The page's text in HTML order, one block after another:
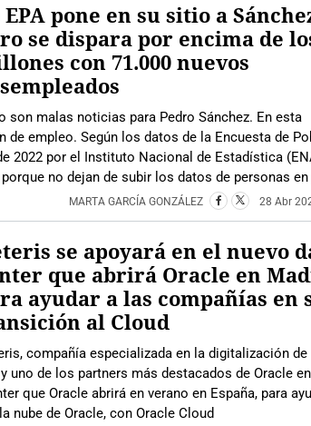
EPA pone en su sitio a
se dispara por encima de
con 71.000 nuevos
son malas noticias para Pedro Sánchez. En esta
empleo. Según los datos de la Encuesta de
2022 por el Instituto Nacional de Estadística
no dejan de subir los datos de personas en
MARTA GARCÍA GONZÁLEZ 28 Abr
se apoyará en el nuevo
que abrirá Oracle en
ayudar a las compañías en
al Cloud
compañía especializada en la digitalización
uno de los partners más destacados de Oracle
que Oracle abrirá en verano en España, para
nube de Oracle, con Oracle Cloud